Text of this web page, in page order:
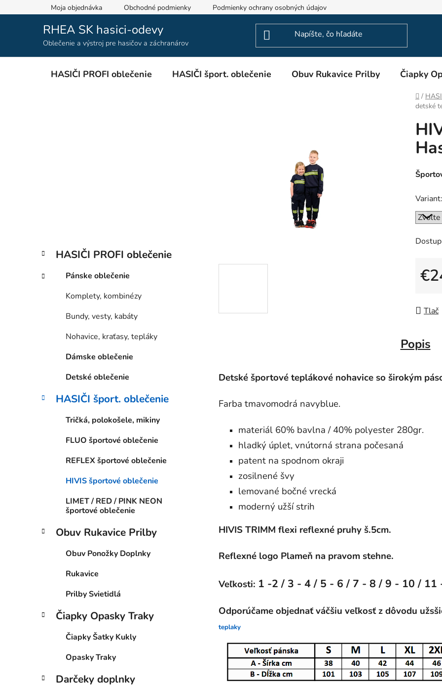
na
Moja objednávka Obchodné podmienky Podmienky ochrany osobných údajov
RHEA SK hasici-odevy
Oblečenie a výstroj pre hasičov a záchranárov
HASIČI PROFI oblečenie HASIČI šport. oblečenie Obuv Rukavice Prilby Čiapky
Domov
/
detské
Preskočiť
kategórie
K
a
e
HASIČI PROFI oblečenie
Pánske oblečenie
Komplety, kombinézy
Bundy, vesty, kabáty
Nohavice, kraťasy, tepláky
Dámske oblečenie
Detské oblečenie
HASIČI šport. oblečenie
Tričká, polokošele, mikiny
FLUO športové oblečenie
REFLEX športové oblečenie
HIVIS športové oblečenie
LIMET / RED / PINK NEON
športové oblečenie
Obuv Rukavice Prilby
Obuv Ponožky Doplnky
Rukavice
Prilby Svietidlá
Čiapky Opasky Traky
Čiapky Šatky Kukly
Opasky Traky
Darčeky doplnky
Variant:
Tlač
Popis
Detské športové teplákové nohavice so širokým
Farba tmavomodrá navyblue.
materiál 60% bavlna / 40% polyester 280gr.
hladký úplet, vnútorná strana počesaná
patent na spodnom okraji
zosilnené švy
lemované bočné vrecká
moderný užší strih
HIVIS TRIMM flexi reflexné pruhy š.5cm.
Reflexné logo Plameň na pravom stehne.
Veľkosti: 1 -2 / 3 - 4 / 5 - 6 / 7 - 8 / 9 - 10 / 11
Odporúčame objednať váčšiu veľkosť z dôvodu
teplaky